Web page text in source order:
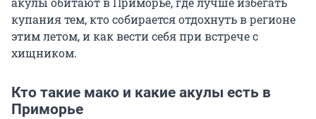
купания тем, кто собирается отдохнуть в регионе
этим летом, и как вести себя при встрече с
хищником.
Кто такие мако и какие акулы есть в
Приморье